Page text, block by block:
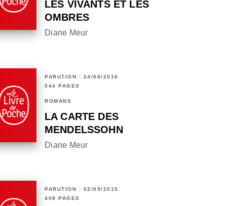
LES VIVANTS ET LES
OMBRES
Diane Meur
PARUTION : 24/08/2016
544 PAGES
ROMANS
LA CARTE DES
MENDELSSOHN
Diane Meur
PARUTION : 02/09/2015
408 PAGES